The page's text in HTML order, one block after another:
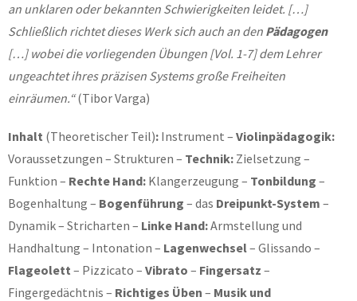
an unklaren oder bekannten Schwierigkeiten leidet. […]
Schließlich richtet dieses Werk sich auch an den Pädagogen
[…] wobei die vorliegenden Übungen [Vol. 1-7] dem Lehrer
ungeachtet ihres präzisen Systems große Freiheiten
einräumen.“(Tibor Varga)
Inhalt (Theoretischer Teil): Instrument – Violinpädagogik:
Voraussetzungen – Strukturen – Technik: Zielsetzung –
Funktion – Rechte Hand: Klangerzeugung – Tonbildung –
Bogenhaltung – Bogenführung – das Dreipunkt-System –
Dynamik – Stricharten – Linke Hand:Armstellung und
Handhaltung – Intonation – Lagenwechsel– Glissando –
Flageolett – Pizzicato – Vibrato – Fingersatz –
Fingergedächtnis – Richtiges Üben – Musik und